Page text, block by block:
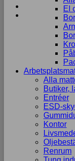
El
Alla
Butiker,
Entréer
ESD-
Kontor
Renrum